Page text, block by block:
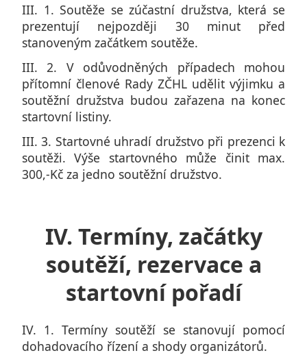
III. 1. Soutěže se zúčastní družstva, která se
prezentují nejpozději 30 minut před
stanoveným začátkem soutěže.
III. 2. V odůvodněných případech mohou
přítomní členové Rady ZČHL udělit výjimku a
soutěžní družstva budou zařazena na konec
startovní listiny.
III. 3. Startovné uhradí družstvo při prezenci k
soutěži. Výše startovného může činit max.
300,-Kč za jedno soutěžní družstvo.
IV. Termíny, začátky
soutěží, rezervace a
startovní pořadí
IV. 1. Termíny soutěží se stanovují pomocí
dohadovacího řízení a shody organizátorů.